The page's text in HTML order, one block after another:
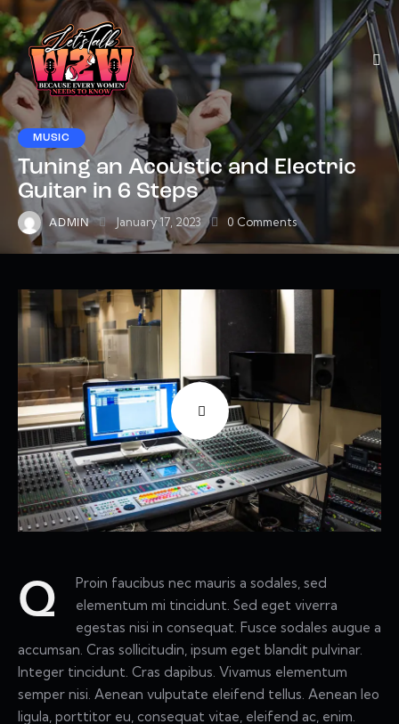
MUSIC
Tuning an Acoustic and Electric
Guitar in 6 Steps
ADMIN January 17, 2023 0 Comments
Q
Proin faucibus nec mauris a sodales, sed
elementum mi tincidunt. Sed eget viverra
egestas nisi in consequat. Fusce sodales augue a
accumsan. Cras sollicitudin, ipsum eget blandit pulvinar.
Integer tincidunt. Cras dapibus. Vivamus elementum
semper nisi. Aenean vulputate eleifend tellus. Aenean leo
ligula, porttitor eu, consequat vitae, eleifend ac, enim.